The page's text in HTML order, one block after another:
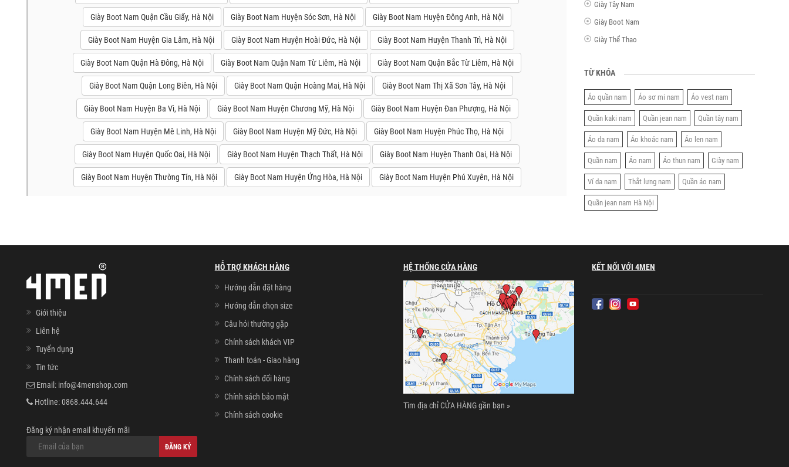
Giày Boot Nam Quận Cầu Giấy, Hà Nội Giày Boot Nam Huyện Sóc Sơn, Hà Nội Giày Boot Nam Huyện Đông Anh, Hà Nội
Giày Boot Nam Huyện Gia Lâm, Hà Nội Giày Boot Nam Huyện Hoài Đức, Hà Nội Giày Boot Nam Huyện Thanh Trì, Hà Nội
Giày Boot Nam Quận Hà Đông, Hà Nội Giày Boot Nam Quận Nam Từ Liêm, Hà Nội Giày Boot Nam Quận Bắc Từ Liêm, Hà Nội
Giày Boot Nam Quận Long Biên, Hà Nội Giày Boot Nam Quận Hoàng Mai, Hà Nội Giày Boot Nam Thị Xã Sơn Tây, Hà Nội
Giày Boot Nam Huyện Ba Vì, Hà Nội Giày Boot Nam Huyện Chương Mỹ, Hà Nội Giày Boot Nam Huyện Đan Phượng, Hà Nội
Giày Boot Nam Huyện Mê Linh, Hà Nội Giày Boot Nam Huyện Mỹ Đức, Hà Nội Giày Boot Nam Huyện Phúc Thọ, Hà Nội
Giày Boot Nam Huyện Quốc Oai, Hà Nội Giày Boot Nam Huyện Thạch Thất, Hà Nội Giày Boot Nam Huyện Thanh Oai, Hà Nội
Giày Boot Nam Huyện Thường Tín, Hà Nội Giày Boot Nam Huyện Ứng Hòa, Hà Nội Giày Boot Nam Huyện Phú Xuyên, Hà Nội
Giày Tây Nam
Giày Boot Nam
Giày Thể Thao
TỪ KHÓA
Áo quần nam Áo sơ mi nam Áo vest nam
Quần kaki nam Quần jean nam Quần tây nam
Áo da nam Áo khoác nam Áo len nam
Quần nam Áo nam Áo thun nam Giày nam
Ví da nam Thắt lưng nam Quần áo nam
Quần jean nam Hà Nội
Giới thiệu
Liên hệ
Tuyển dụng
Tin tức
Email: info@4menshop.com
Hotline:0868.444.644
Đăng ký nhận email khuyến mãi
ĐĂNG KÝ
HỖ TRỢ KHÁCH HÀNG
Hướng dẫn đặt hàng
Hướng dẫn chọn size
Câu hỏi thường gặp
Chính sách khách VIP
Thanh toán - Giao hàng
Chính sách đổi hàng
Chính sách bảo mật
Chính sách cookie
HỆ THỐNG CỬA HÀNG
Tìm địa chỉ CỬA HÀNG gần bạn »
KẾT NỐI VỚI 4MEN